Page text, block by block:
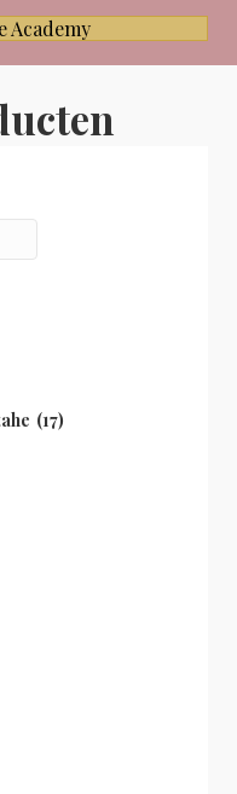
Academy
(17)